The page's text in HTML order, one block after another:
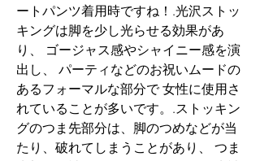
ートパンツ着用時ですね！.光沢ストッ
キングは脚を少し光らせる効果があ
り、 ゴージャス感やシャイニー感を演
出し、 パーティなどのお祝いムードの
あるフォーマルな部分で 女性に使用さ
れていることが多いです。.ストッキン
グのつま先部分は、脚のつめなどが当
たり、破れてしまうことがあり、 つま